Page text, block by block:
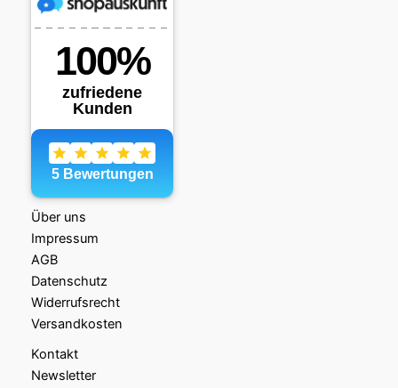
Über uns
Impressum
AGB
Datenschutz
Widerrufsrecht
Versandkosten
Kontakt
Newsletter